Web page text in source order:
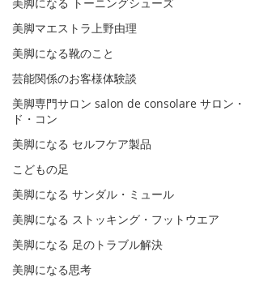
美脚マエストラ上野由理
美脚になる靴のこと
芸能関係のお客様体験談
美脚専門サロン salon de consolare サロン・
ド・コン
美脚になる セルフケア製品
こどもの足
美脚になる サンダル・ミュール
美脚になる ストッキング・フットウエア
美脚になる 足のトラブル解決
美脚になる思考